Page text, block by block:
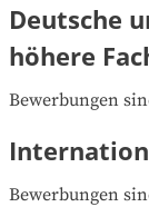
Deutsche
höhere
Bewerbungen
Bewerbungen